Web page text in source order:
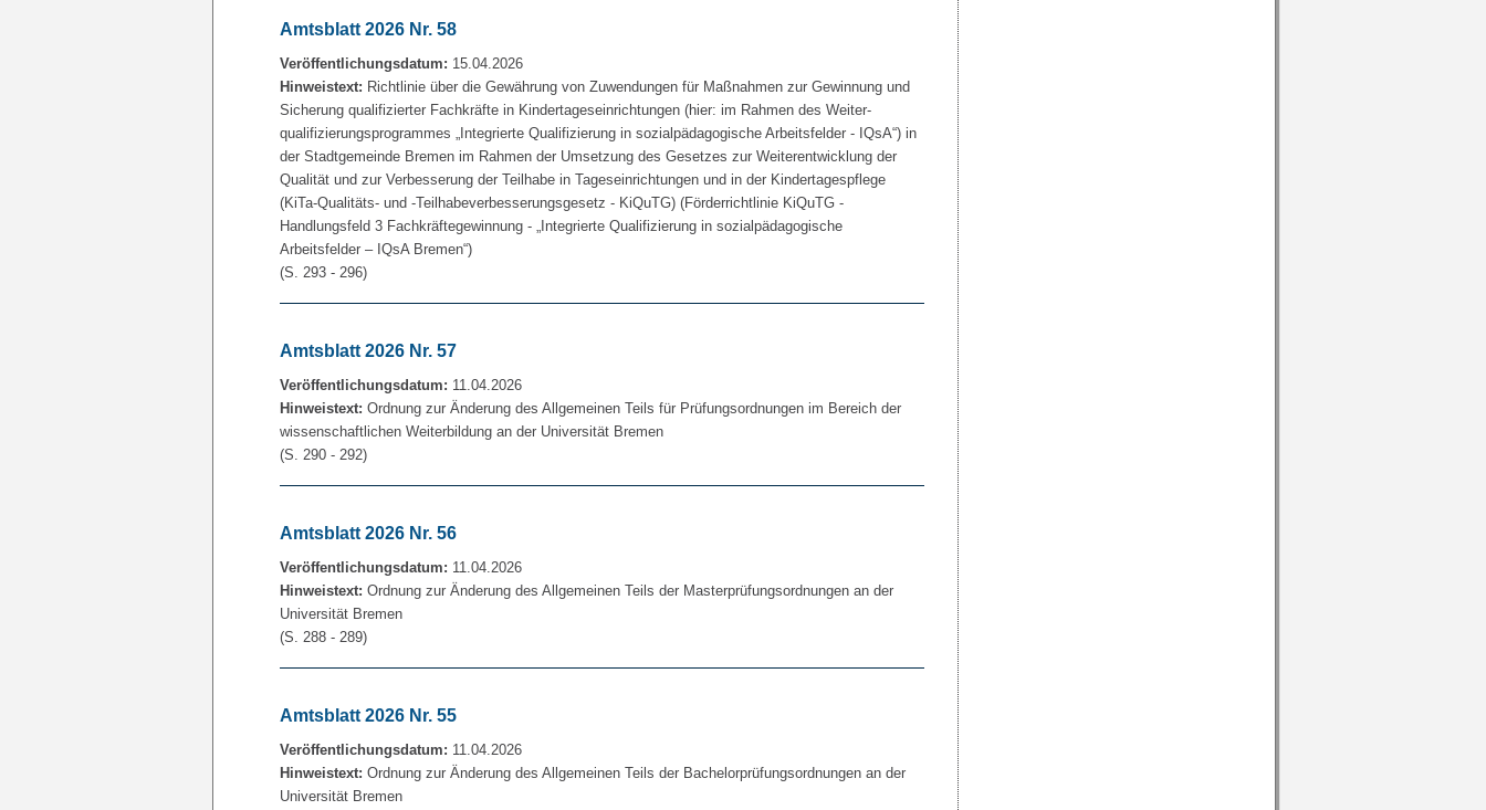
Amtsblatt 2026 Nr. 58
Veröffentlichungsdatum: 15.04.2026
Hinweistext: Richtlinie über die Gewährung von Zuwendungen für Maßnahmen zur Gewinnung und
Sicherung qualifizierter Fachkräfte in Kindertageseinrichtungen (hier: im Rahmen des Weiter-
qualifizierungsprogrammes „Integrierte Qualifizierung in sozialpädagogische Arbeitsfelder - IQsA“) in
der Stadtgemeinde Bremen im Rahmen der Umsetzung des Gesetzes zur Weiterentwicklung der
Qualität und zur Verbesserung der Teilhabe in Tageseinrichtungen und in der Kindertagespflege
(KiTa-Qualitäts- und -Teilhabeverbesserungsgesetz - KiQuTG) (Förderrichtlinie KiQuTG -
Handlungsfeld 3 Fachkräftegewinnung - „Integrierte Qualifizierung in sozialpädagogische
Arbeitsfelder – IQsA Bremen“)
(S. 293 - 296)
Amtsblatt 2026 Nr. 57
Veröffentlichungsdatum: 11.04.2026
Hinweistext: Ordnung zur Änderung des Allgemeinen Teils für Prüfungsordnungen im Bereich der
wissenschaftlichen Weiterbildung an der Universität Bremen
(S. 290 - 292)
Amtsblatt 2026 Nr. 56
Veröffentlichungsdatum: 11.04.2026
Hinweistext: Ordnung zur Änderung des Allgemeinen Teils der Masterprüfungsordnungen an der
Universität Bremen
(S. 288 - 289)
Amtsblatt 2026 Nr. 55
Veröffentlichungsdatum: 11.04.2026
Hinweistext: Ordnung zur Änderung des Allgemeinen Teils der Bachelorprüfungsordnungen an der
Universität Bremen